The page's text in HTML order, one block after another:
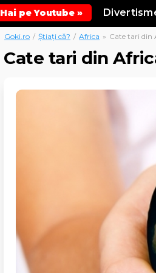
Hai pe Youtube »
Goki.ro / Știați că? / Africa » Cate tari din
Cate tari din